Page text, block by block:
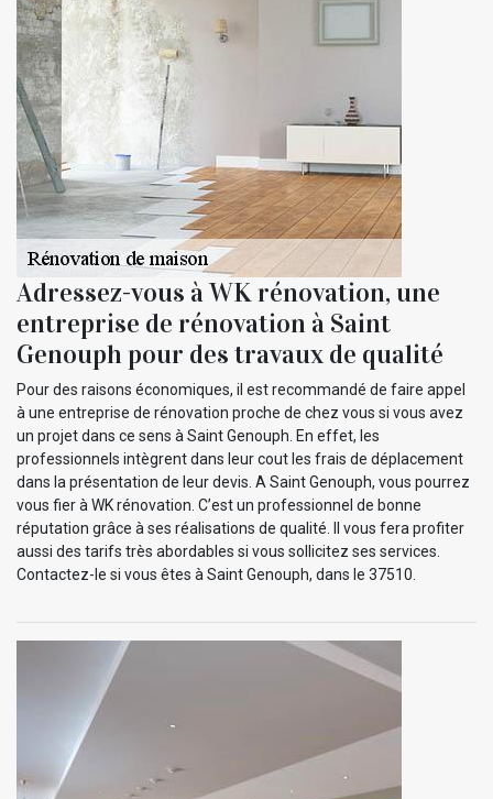
Adressez-vous à WK rénovation, une
entreprise de rénovation à Saint
Genouph pour des travaux de qualité
Pour des raisons économiques, il est recommandé de faire appel
à une entreprise de rénovation proche de chez vous si vous avez
un projet dans ce sens à Saint Genouph. En effet, les
professionnels intègrent dans leur cout les frais de déplacement
dans la présentation de leur devis. A Saint Genouph, vous pourrez
vous fier à WK rénovation. C’est un professionnel de bonne
réputation grâce à ses réalisations de qualité. Il vous fera profiter
aussi des tarifs très abordables si vous sollicitez ses services.
Contactez-le si vous êtes à Saint Genouph, dans le 37510.